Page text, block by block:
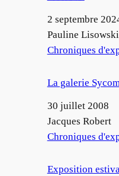
Date
2 septembre
Auteur
Pauline Lisowski
Par rapport à
Chroniques
La galerie
Date
30 juillet 2008
Auteur
Jacques Robert
Par rapport à
Chroniques
Exposition